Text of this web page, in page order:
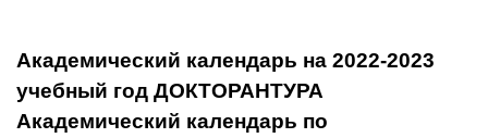
Академический календарь на 2022-2023
учебный год ДОКТОРАНТУРА
Академический календарь по